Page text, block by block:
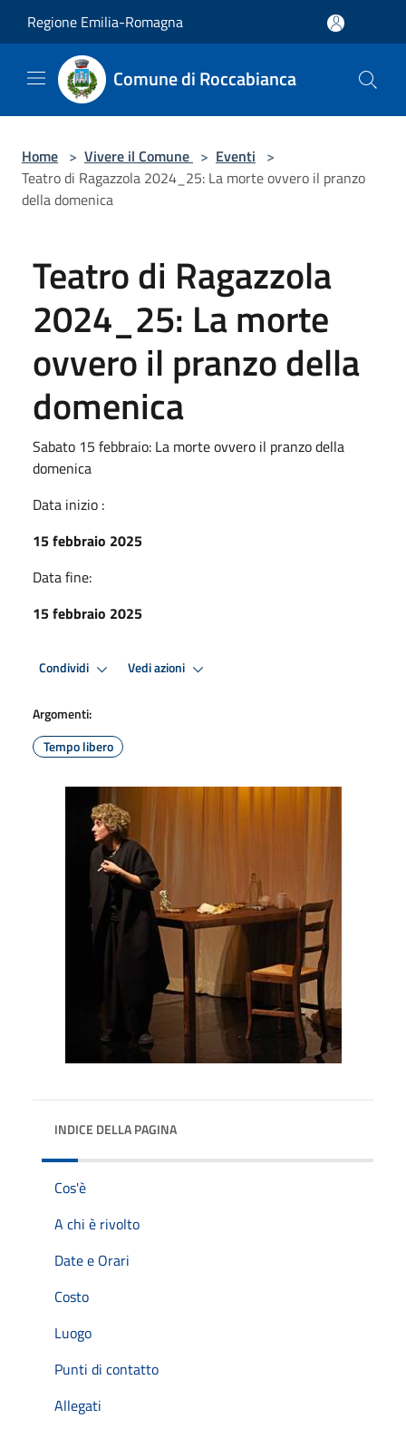
Regione Emilia-Romagna
Comune di Roccabianca
Home > Vivere il Comune > Eventi >
Teatro di Ragazzola 2024_25: La morte ovvero il pranzo
della domenica
Teatro di Ragazzola
2024_25: La morte
ovvero il pranzo della
domenica
Sabato 15 febbraio: La morte ovvero il pranzo della
domenica
Data inizio :
15 febbraio 2025
Data fine:
15 febbraio 2025
Condividi Vedi azioni
Argomenti:
Tempo libero
INDICE DELLA PAGINA
Cos'è
A chi è rivolto
Date e Orari
Costo
Luogo
Punti di contatto
Allegati